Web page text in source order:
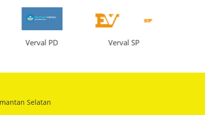
Verval PD Verval SP
Selatan